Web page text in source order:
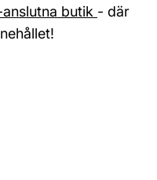
butik - där